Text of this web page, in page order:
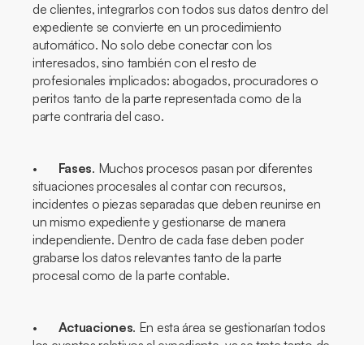
de clientes, integrarlos con todos sus datos dentro del
expediente se convierte en un procedimiento
automático. No solo debe conectar con los
interesados, sino también con el resto de
profesionales implicados: abogados, procuradores o
peritos tanto de la parte representada como de la
parte contraria del caso.
• Fases. Muchos procesos pasan por diferentes
situaciones procesales al contar con recursos,
incidentes o piezas separadas que deben reunirse en
un mismo expediente y gestionarse de manera
independiente. Dentro de cada fase deben poder
grabarse los datos relevantes tanto de la parte
procesal como de la parte contable.
• Actuaciones. En esta área se gestionarían todos